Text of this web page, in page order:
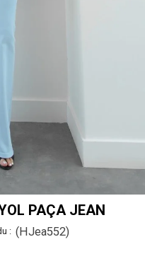
PAÇA JEAN
(HJea552)